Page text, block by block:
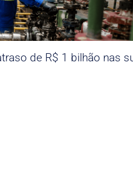
de R$ 1 bilhão nas